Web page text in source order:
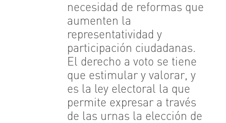
necesidad de reformas que
aumenten la
representatividad y
participación ciudadanas.
El derecho a voto se tiene
que estimular y valorar, y
es la ley electoral la que
permite expresar a través
de las urnas la elección de